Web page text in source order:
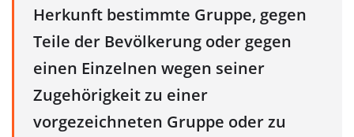
Herkunft bestimmte Gruppe, gegen
Teile der Bevölkerung oder gegen
einen Einzelnen wegen seiner
Zugehörigkeit zu einer
vorgezeichneten Gruppe oder zu